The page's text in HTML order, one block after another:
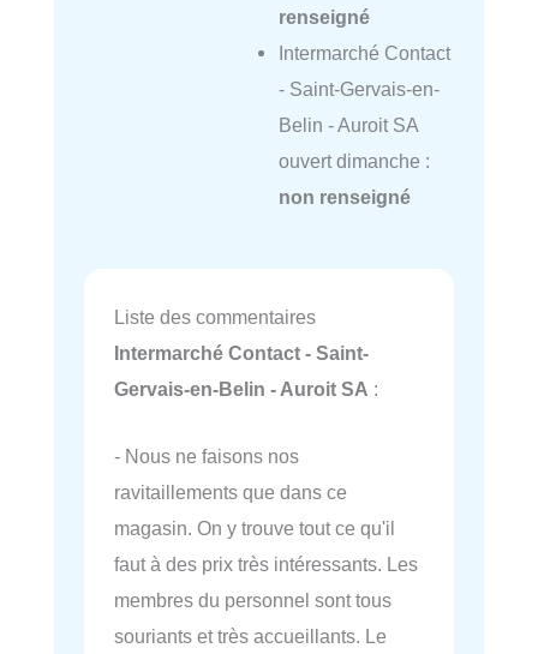
renseigné
Intermarché Contact
- Saint-Gervais-en-
Belin - Auroit SA
ouvert dimanche :
non renseigné
Liste des commentaires
Intermarché Contact - Saint-
Gervais-en-Belin - Auroit SA :
- Nous ne faisons nos
ravitaillements que dans ce
magasin. On y trouve tout ce qu'il
faut à des prix très intéressants. Les
membres du personnel sont tous
souriants et très accueillants. Le